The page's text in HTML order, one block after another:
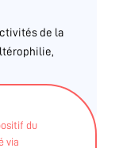
du
via
de la